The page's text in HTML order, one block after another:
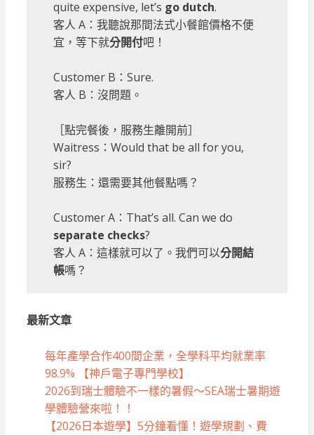
quite expensive, let’s go dutch.
客人 A：我聽說那間法式小餐館價格不便
宜，等下就分開付吧！
Customer B：Sure.
客人 B：沒問題。
［點完餐後，服務生離開前］
Waitress：Would that be all for you,
sir?
服務生：還需要其他餐點嗎？
Customer A：That’s all. Can we do
separate checks?
客人 A：這樣就可以了。我們可以分開結
帳嗎？
最新文章
每年產學合作400間企業，全學科平均就業率
98.9% 【神戶電子專門學校】
2026到瑞士體驗不一樣的暑假～SEA瑞士暑期遊
學體驗營來啦！！
【2026日本遊學】5分鐘看懂！遊學規劃、費